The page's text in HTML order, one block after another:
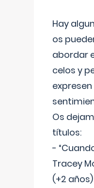
Hay
os
abordar
celos y
expresen
Os
títulos:
-
Tracey
(+2 años)